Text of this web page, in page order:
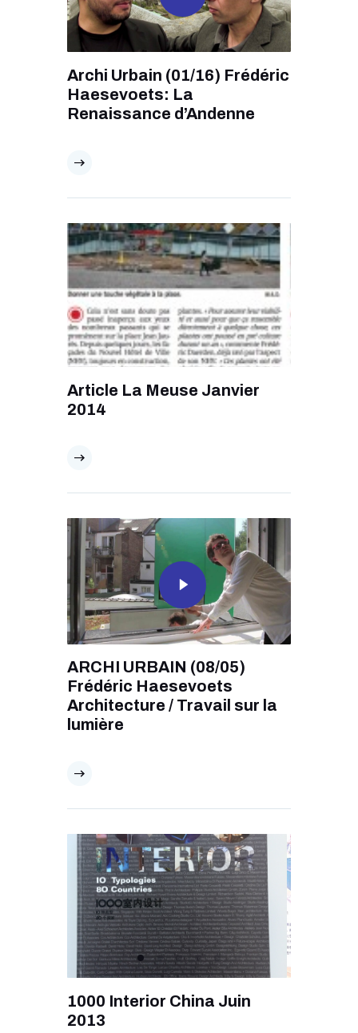
Archi Urbain (01/16) Frédéric
Haesevoets: La
Renaissance d’Andenne
Article La Meuse Janvier
2014
ARCHI URBAIN (08/05)
Frédéric Haesevoets
Architecture / Travail sur la
lumière
1000 Interior China Juin
2013